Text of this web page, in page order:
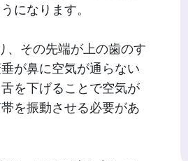
になります。
、その先端が上の歯のす
が鼻に空気が通らない
を下げることで空気が
を振動させる必要があ